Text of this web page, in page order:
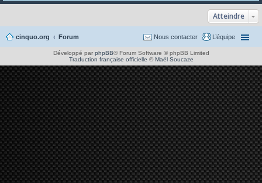
Atteindre
cinquo.org Forum L’équipe
Nous contacter
Développé par phpBB® Forum Software © phpBB Limited
Traduction française officielle ©Maël Soucaze